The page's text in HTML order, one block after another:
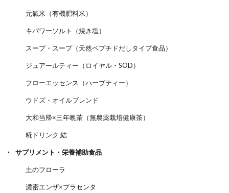
元氣米（有機肥料米）
キパワーソルト（焼き塩）
スープ・スープ（天然ペプチドだしタイプ食品）
ジュアールティー（ロイヤル・SOD）
フローエッセンス（ハーブティー）
ウドズ・オイルブレンド
大和当帰×三年晩茶（無農薬栽培健康茶）
糀ドリンク 結
サプリメント・栄養補助食品
土のフローラ
濃密エンザ×プラセンタ